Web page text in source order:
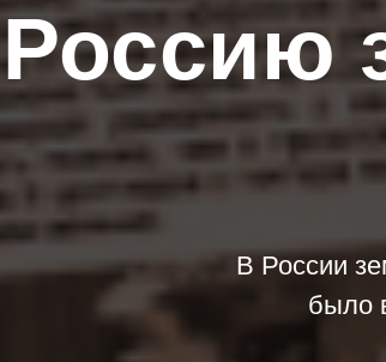
Россию
В России
было